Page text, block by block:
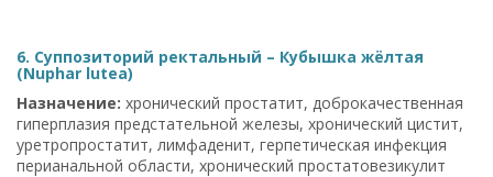
6. Суппозиторий ректальный – Кубышка жёлтая
(Nuphar lutea)
Назначение: хронический простатит, доброкачественная
гиперплазия предстательной железы, хронический цистит,
уретропростатит, лимфаденит, герпетическая инфекция
перианальной области, хронический простатовезикулит